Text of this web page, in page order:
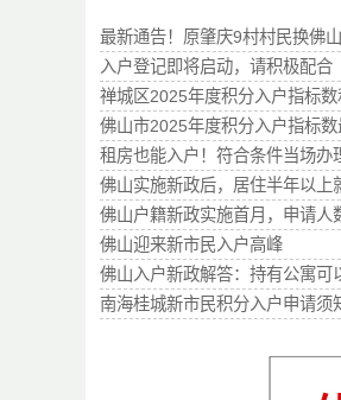
最新通告！原肇庆9村村民换佛
入户登记即将启动，请积极配合
禅城区2025年度积分入户指标
佛山市2025年度积分入户指标
租房也能入户！符合条件当场办
佛山实施新政后，居住半年以上
佛山户籍新政实施首月，申请人
佛山迎来新市民入户高峰
佛山入户新政解答：持有公寓可
南海桂城新市民积分入户申请须